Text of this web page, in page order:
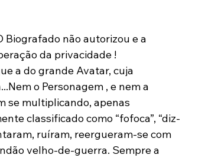
Biografado não autorizou e a
da privacidade !
a do grande Avatar, cuja
o Personagem , e nem a
se multiplicando, apenas
classificado como “fofoca”, “diz-
ruíram, reergueram-se com
velho-de-guerra. Sempre a